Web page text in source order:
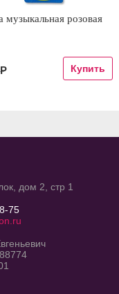
музыкальная розовая
Р
дом 2, стр 1
75